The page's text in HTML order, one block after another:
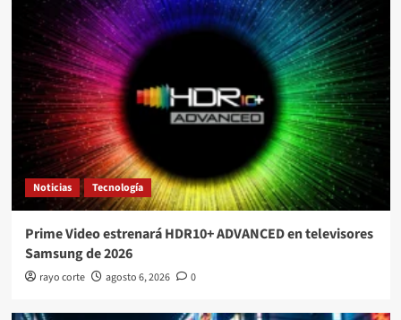
Noticias Tecnología
Prime Video estrenará HDR10+ ADVANCED en televisores
Samsung de 2026
rayo corte agosto 6, 2026 0